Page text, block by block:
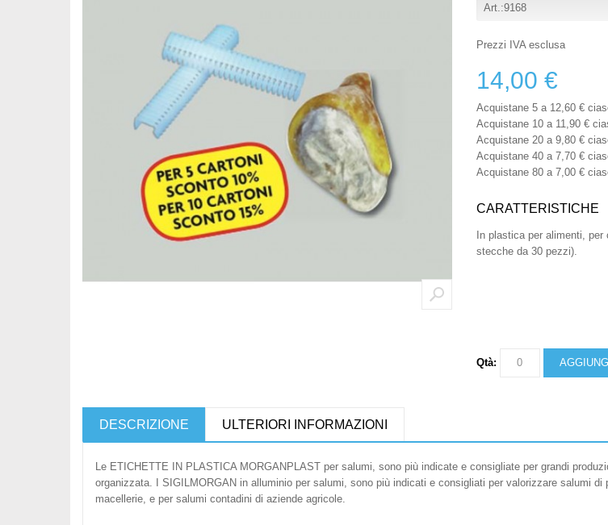
Art.:9168
Prezzi IVA esclusa
14,00 €
Acquistane 5 a 12,60 €
Acquistane 10 a 11,90 €
Acquistane 20 a 9,80 €
Acquistane 40 a 7,70 €
Acquistane 80 a 7,00 €
CARATTERISTICHE
In plastica per alimenti,
stecche da 30 pezzi).
Qtà:
DESCRIZIONE ULTERIORI INFORMAZIONI
Le ETICHETTE IN PLASTICA MORGANPLAST per salumi, sono più indicate e consigliate per grandi
organizzata. I SIGILMORGAN in alluminio per salumi, sono più indicati e consigliati per valorizzare salumi di
macellerie, e per salumi contadini di aziende agricole.